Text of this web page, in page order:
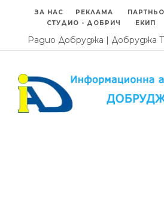
ЗА НАС РЕКЛАМА
СТУДИО - ДОБРИЧ
ЕКИП
Радио Добруджа | Добруджа